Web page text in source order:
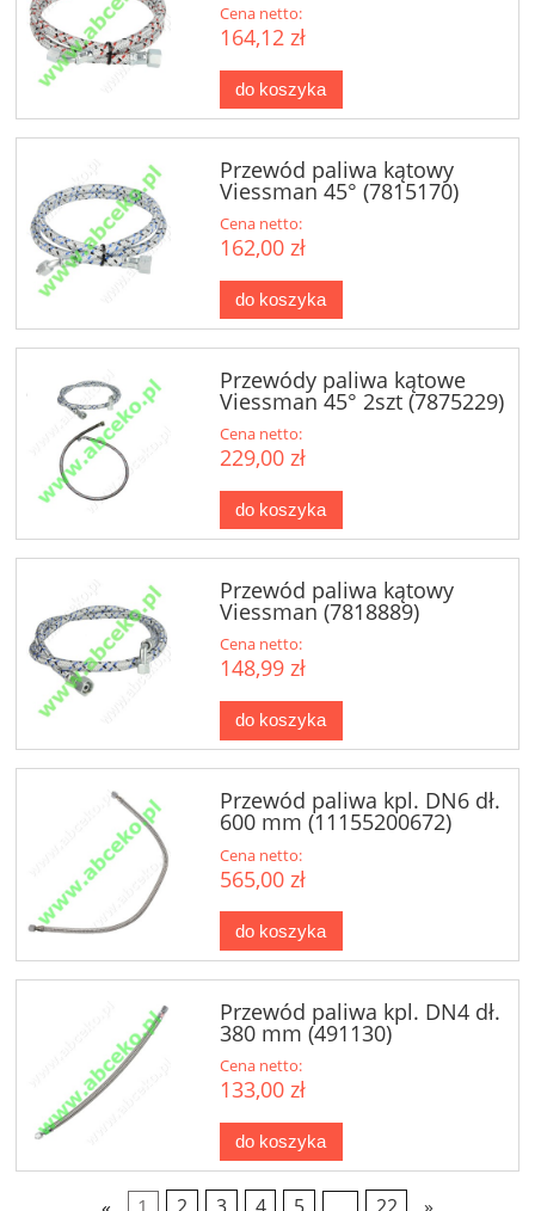
Cena netto:
164,12 zł
do koszyka
Przewód paliwa kątowy
Viessman 45° (7815170)
Cena netto:
162,00 zł
do koszyka
Przewódy paliwa kątowe
Viessman 45° 2szt (7875229)
Cena netto:
229,00 zł
do koszyka
Przewód paliwa kątowy
Viessman (7818889)
Cena netto:
148,99 zł
do koszyka
Przewód paliwa kpl. DN6 dł.
600 mm (11155200672)
Cena netto:
565,00 zł
do koszyka
Przewód paliwa kpl. DN4 dł.
380 mm (491130)
Cena netto:
133,00 zł
do koszyka